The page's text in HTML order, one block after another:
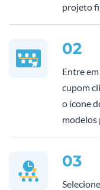
projeto
02
Entre
cupom
o ícone
modelos
03